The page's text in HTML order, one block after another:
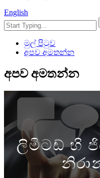
English
මුල් පිටුව
අපව අමතන්න
අපව අමතන්න
ලිමිටඩ් හි